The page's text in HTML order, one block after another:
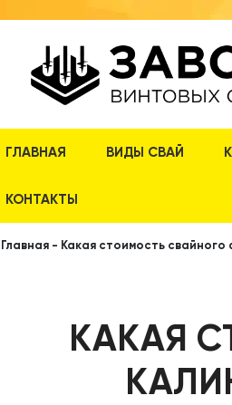
ГЛАВНАЯ ВИДЫ СВАЙ
КОНТАКТЫ
Главная - Какая стоимость
КАКАЯ